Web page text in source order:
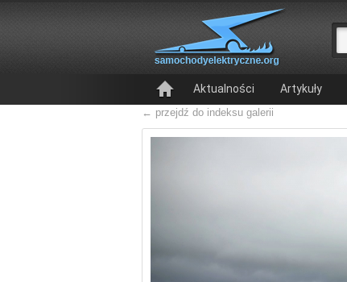
Aktualności Artykuły
← przejdź do indeksu galerii